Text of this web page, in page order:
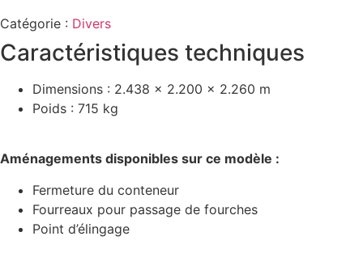
Catégorie : Divers
Caractéristiques techniques
Dimensions : 2.438 x 2.200 x 2.260 m
Poids : 715 kg
Aménagements disponibles sur ce modèle :
Fermeture du conteneur
Fourreaux pour passage de fourches
Point d’élingage